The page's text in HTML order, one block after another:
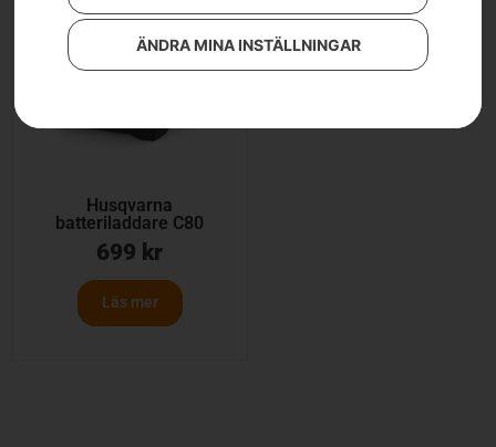
ÄNDRA MINA INSTÄLLNINGAR
Husqvarna
batteriladdare C80
699 kr
Läs mer